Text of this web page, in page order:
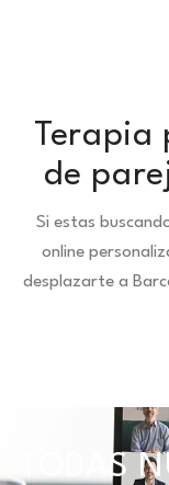
Terapia
de
Si estas
online
desplazarte a
TODAS